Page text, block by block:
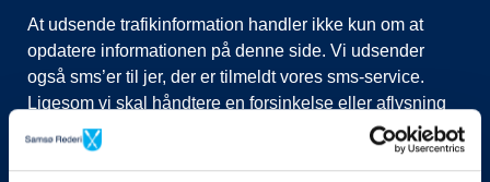
At udsende trafikinformation handler ikke kun om at
opdatere informationen på denne side. Vi udsender
også sms’er til jer, der er tilmeldt vores sms-service.
Ligesom vi skal håndtere en forsinkelse eller aflysning
ved at lukke afgange i vores system, evt. flytte kunder til
nye afgange, ringe til vognmænd der skal have flyttet